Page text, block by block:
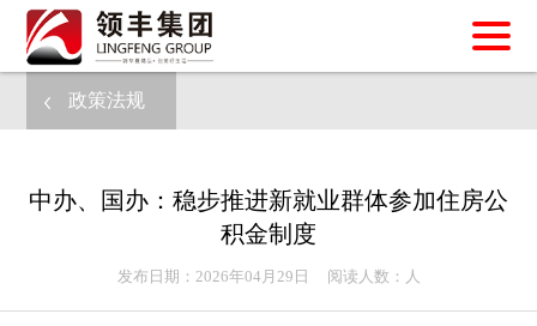
政策法规
中办、国办：稳步推进新就业群体参加住房公
积金制度
发布日期：2026年04月29日 阅读人数： 人